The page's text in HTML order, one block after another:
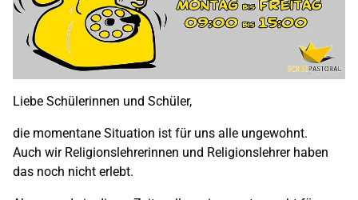
Liebe Schülerinnen und Schüler,
die momentane Situation ist für uns alle ungewohnt.
Auch wir Religionslehrerinnen und Religionslehrer haben
das noch nicht erlebt.